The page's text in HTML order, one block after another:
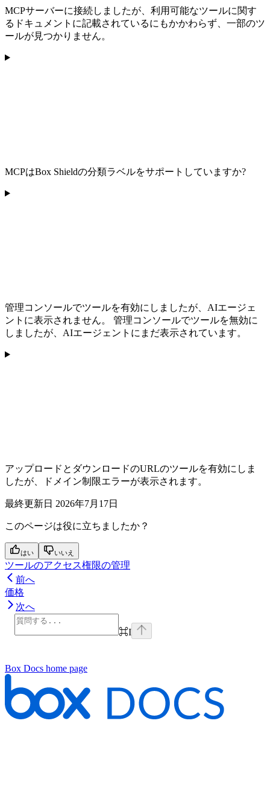
MCPサーバーに接続しましたが、利用可能なツールに関す
るドキュメントに記載されているにもかかわらず、一部のツ
ールが見つかりません。
MCPはBox Shieldの分類ラベルをサポートしていますか?
管理コンソールでツールを有効にしましたが、AIエージェ
ントに表示されません。 管理コンソールでツールを無効に
しましたが、AIエージェントにまだ表示されています。
アップロードとダウンロードのURLのツールを有効にしま
したが、ドメイン制限エラーが表示されます。
最終更新日 2026年7月17日
このページは役に立ちましたか？
はい いいえ
ツールのアクセス権限の管理
前へ
価格
次へ
⌘I
Box Docs home page